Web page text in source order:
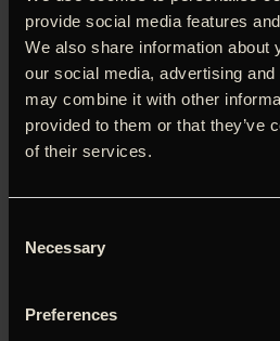
provide social media features
We also share information about
our social media, advertising
may combine it with other
provided to them or that they’ve
of their services.
Selection
Necessary
Preferences
LOG IND FOR AT HENTE
PRESSEMATERIALE
Brugernavn eller e-mailadresse